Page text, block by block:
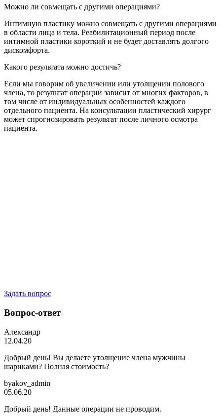
Можно ли совмещать с другими операциями?
Интимную пластику можно совмещать с другими операциями
в области лица и тела. Реабилитационный период после
интимной пластики короткий и не будет доставлять долгого
дискомфорта.
Какого результата можно достичь?
Если мы говорим об увеличении или утолщении полового
члена, то результат операции зависит от многих факторов, в
том числе от индивидуальных особенностей каждого
отдельного пациента. На консультации пластический хирург
может спрогнозировать результат после личного осмотра
пациента.
Задать вопрос
Вопрос-ответ
Александр
12.04.20
Добрый день! Вы делаете утолщение члена мужчины
шариками? Полная стоимость?
byakov_admin
05.06.20
Добрый день! Данные операции не проводим.